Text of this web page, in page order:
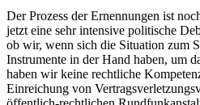
Der Prozess der Ernennungen ist
jetzt eine sehr intensive politische
ob wir, wenn sich die Situation zum
Instrumente in der Hand haben, um
haben wir keine rechtliche
Einreichung von